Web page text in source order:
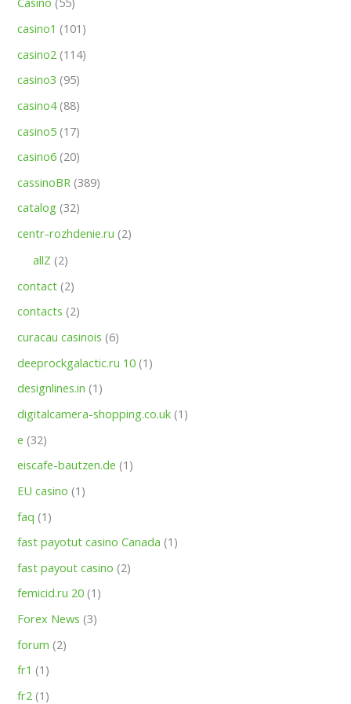
casino1 (101)
casino2 (114)
casino3 (95)
casino4(88)
casino5 (17)
casino6 (20)
cassinoBR (389)
catalog (32)
centr-rozhdenie.ru (2)
allZ (2)
contact (2)
contacts (2)
curacau casinois (6)
deeprockgalactic.ru 10 (1)
designlines.in (1)
digitalcamera-shopping.co.uk (1)
e (32)
eiscafe-bautzen.de (1)
EU casino (1)
faq (1)
fast payotut casino Canada (1)
fast payout casino (2)
femicid.ru 20 (1)
Forex News (3)
forum (2)
fr1 (1)
fr2 (1)